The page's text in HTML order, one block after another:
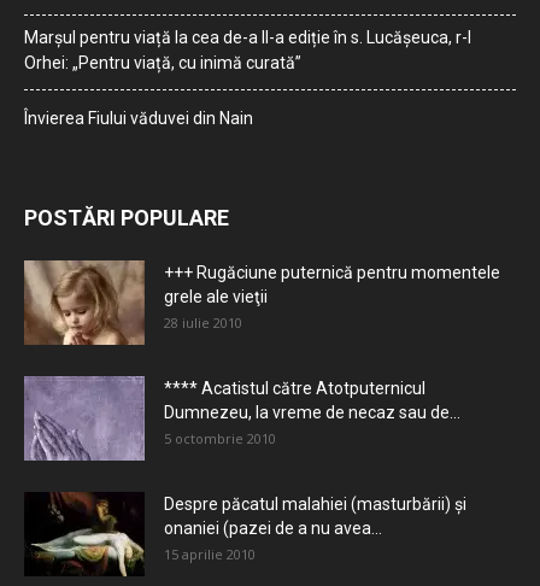
Marșul pentru viață la cea de-a II-a ediție în s. Lucășeuca, r-l
Orhei: „Pentru viață, cu inimă curată”
Învierea Fiului văduvei din Nain
POSTĂRI POPULARE
+++ Rugăciune puternică pentru momentele
grele ale vieţii
28 iulie 2010
**** Acatistul către Atotputernicul
Dumnezeu, la vreme de necaz sau de...
5 octombrie 2010
Despre păcatul malahiei (masturbării) şi
onaniei (pazei de a nu avea...
15 aprilie 2010